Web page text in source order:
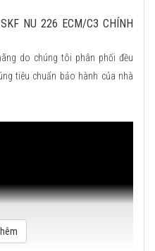
NU 226 ECM/C3 CHÍNH
do chúng tôi phân phối đều
tiêu chuẩn bảo hành của nhà